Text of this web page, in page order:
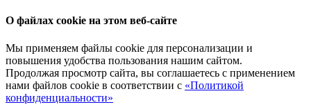
О файлах cookie на этом веб-сайте
Мы применяем файлы cookie для персонализации и
повышения удобства пользования нашим сайтом.
Продолжая просмотр сайта, вы соглашаетесь с применением
нами файлов cookie в соответствии с «Политикой
конфиденциальности»